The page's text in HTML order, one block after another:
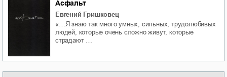
Асфальт
Евгений Гришковец
«…Я знаю так много умных, сильных, трудолюбивых
людей, которые очень сложно живут, которые
страдают …